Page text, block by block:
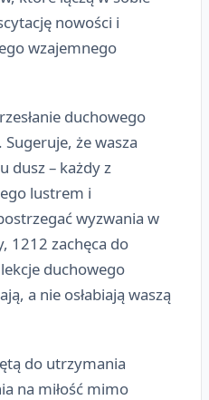
nowości i
wzajemnego
duchowego
że wasza
dusz – każdy z
lustrem i
wyzwania w
1212 zachęca do
duchowego
a nie osłabiają waszą
do utrzymania
na miłość mimo